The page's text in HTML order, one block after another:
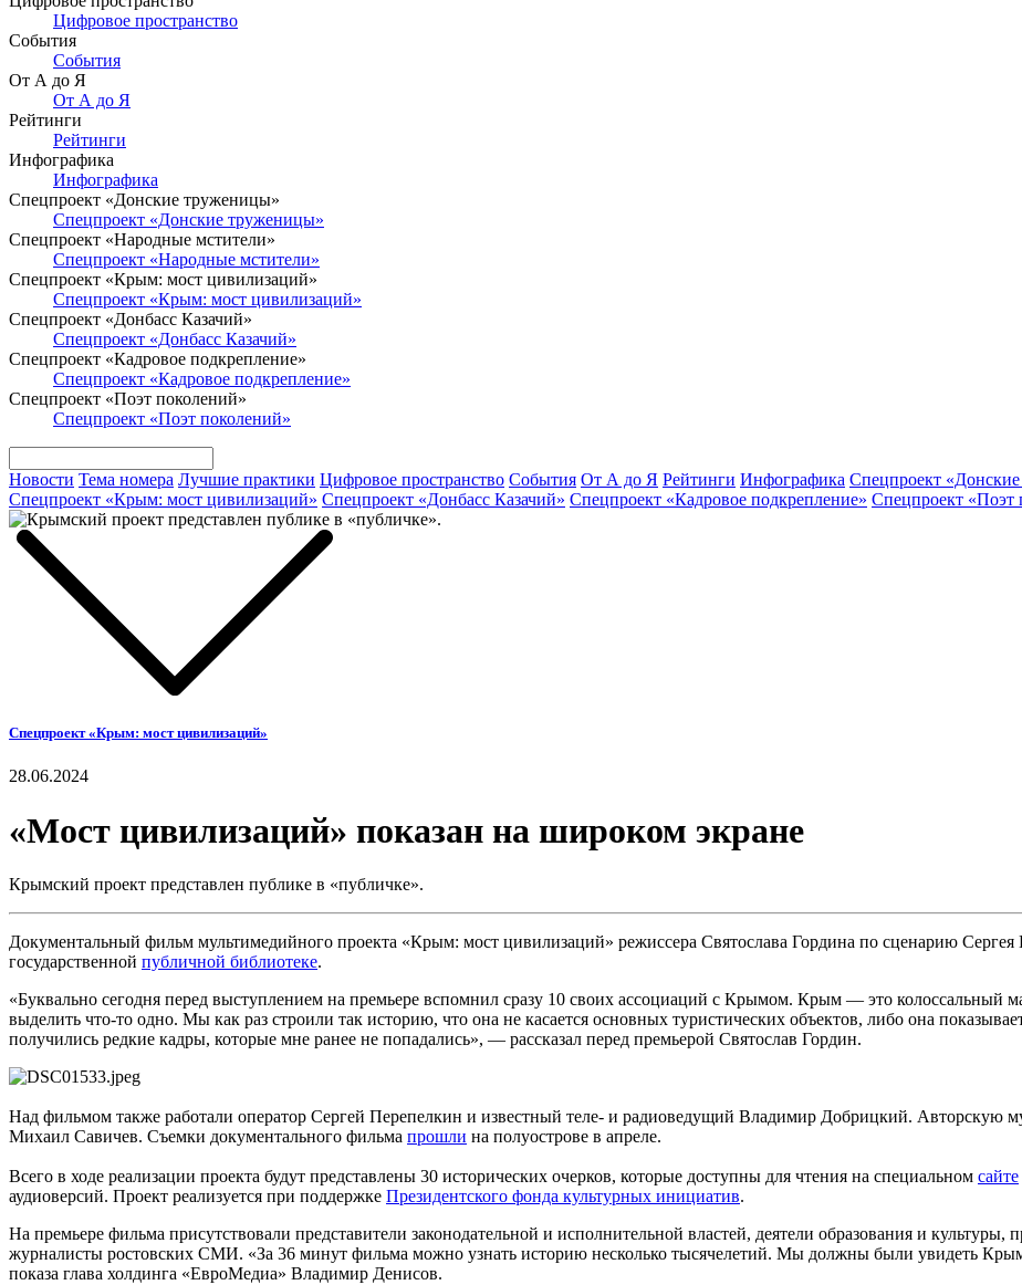
Цифровое пространство
События
События
От А до Я
От А до Я
Рейтинги
Рейтинги
Инфографика
Инфографика
Спецпроект «Донские труженицы»
Спецпроект «Донские труженицы»
Спецпроект «Народные мстители»
Спецпроект «Народные мстители»
Спецпроект «Крым: мост цивилизаций»
Спецпроект «Крым: мост цивилизаций»
Спецпроект «Донбасс Казачий»
Спецпроект «Донбасс Казачий»
Спецпроект «Кадровое подкрепление»
Спецпроект «Кадровое подкрепление»
Спецпроект «Поэт поколений»
Спецпроект «Поэт поколений»
Новости Тема номера Лучшие практики Цифровое пространство События От А до Я Рейтинги Инфографика Спецпроект
Спецпроект «Крым: мост цивилизаций» Спецпроект «Донбасс Казачий» Спецпроект «Кадровое подкрепление» Спецпроект «Поэт
Спецпроект «Крым: мост цивилизаций»
28.06.2024
«Мост цивилизаций» показан на широком экране
Крымский проект представлен публике в «публичке».
Документальный фильм мультимедийного проекта «Крым: мост цивилизаций» режиссера Святослава Гордина по сценарию
государственной публичной библиотеке.
«Буквально сегодня перед выступлением на премьере вспомнил сразу 10 своих ассоциаций с Крымом. Крым — это колоссальный
выделить что-то одно. Мы как раз строили так историю, что она не касается основных туристических объектов, либо она
получились редкие кадры, которые мне ранее не попадались», — рассказал перед премьерой Святослав Гордин.
Над фильмом также работали оператор Сергей Перепелкин и известный теле- и радиоведущий Владимир Добрицкий. Авторскую
Михаил Савичев. Съемки документального фильма прошли на полуострове в апреле.
Всего в ходе реализации проекта будут представлены 30 исторических очерков, которые доступны для чтения на специальном сайте
аудиоверсий. Проект реализуется при поддержке Президентского фонда культурных инициатив.
На премьере фильма присутствовали представители законодательной и исполнительной властей, деятели образования и
журналисты ростовских СМИ. «За 36 минут фильма можно узнать историю несколько тысячелетий. Мы должны были увидеть
показа глава холдинга «ЕвроМедиа» Владимир Денисов.